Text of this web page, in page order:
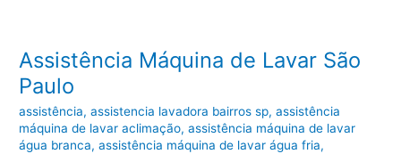
Assistência Máquina de Lavar São
Paulo
assistência,assistencia lavadora bairros sp,assistência
máquina de lavar aclimação,assistência máquina de lavar
água branca,assistência máquina de lavar água fria,